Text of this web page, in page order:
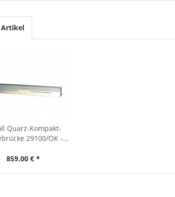
Artikel
Quarz-Kompakt-
29100/OK -...
859,00 € *